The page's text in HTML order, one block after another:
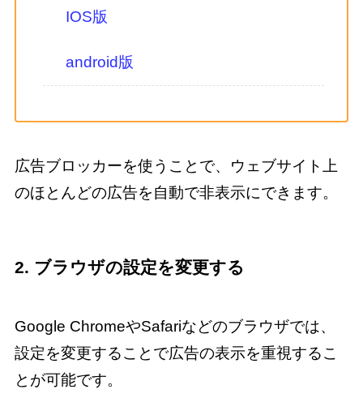
IOS版
android版
広告ブロッカーを使うことで、ウェブサイト上
のほとんどの広告を自動で非表示にできます。
2. ブラウザの設定を変更する
Google ChromeやSafariなどのブラウザでは、
設定を変更することで広告の表示を重視するこ
とが可能です。